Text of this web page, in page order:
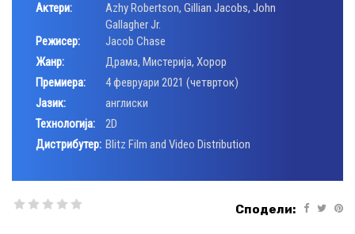
Актери: Azhy Robertson, Gillian Jacobs, John
Gallagher Jr.
Режисер:
Jacob Chase
Жанр:
Драма, Мистерија, Хорор
Премиера:
4 февруари 2021 (четврток)
Јазик:
англиски
Технологија:
2D
Дистрибутер: Blitz Film and Video Distribution
Сподели: